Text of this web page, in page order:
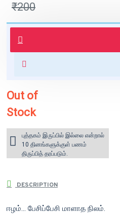
₹200
புத்தகம் 3 - 7 நாட்களில் அனுப்பி
வைக்கப்படும்.
for orders above ₹1000 within
Out of
Stock
புத்தகம் இருப்பில் இல்லை என்றால்
10 தினங்களுக்குள் பணம்
திருப்பித் தரப்படும்.
DESCRIPTION
ஈழம்... பேசிப்பேசி மாளாத நிலம்.